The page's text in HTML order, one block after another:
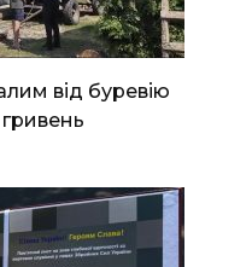
від буревію